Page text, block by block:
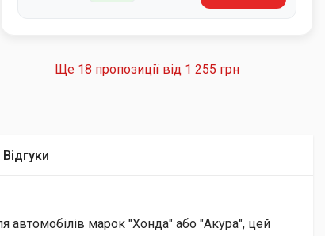
Ще 18 пропозиції від 1 255 грн
Відгуки
автомобілів марок "Хонда" або "Акура", цей